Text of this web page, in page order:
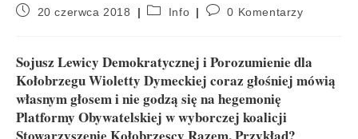
20 czerwca 2018 Info 0 Komentarzy
Sojusz Lewicy Demokratycznej i Porozumienie dla
Kołobrzegu Wioletty Dymeckiej coraz głośniej mówią
własnym głosem i nie godzą się na hegemonię
Platformy Obywatelskiej w wyborczej koalicji